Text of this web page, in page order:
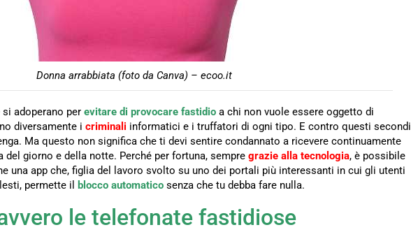
Donna arrabbiata (foto da Canva) – ecoo.it
adoperano per evitare di provocare fastidio a chi non vuole essere oggetto di
diversamente i criminali informatici e i truffatori di ogni tipo. E contro questi secondi
Ma questo non significa che ti devi sentire condannato a ricevere continuamente
giorno e della notte. Perché per fortuna, sempre grazie alla tecnologia, è possibile
una app che, figlia del lavoro svolto su uno dei portali più interessanti in cui gli utenti
permette il
blocco automatico senza che tu debba fare nulla.
le telefonate fastidiose